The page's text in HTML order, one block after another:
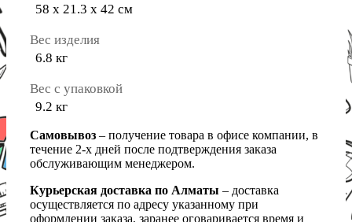
58 х 21.3 х 42 см
Вес изделия
6.8 кг
Вес с упаковкой
9.2 кг
Самовывоз – получение товара в офисе компании, в
течение 2-х дней после подтверждения заказа
обслуживающим менеджером.
Курьерская доставка по Алматы – доставка
осуществляется по адресу указанному при
оформлении заказа, заранее оговаривается время и